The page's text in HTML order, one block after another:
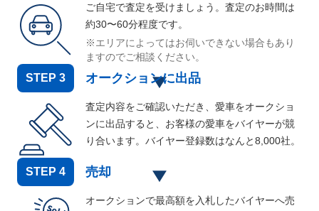
ご自宅で査定を受けましょう。査定のお時間は
約30〜60分程度です。
※エリアによってはお伺いできない場合もあり
ますのでご相談ください。
STEP 3 オークションに出品
査定内容をご確認いただき、愛車をオークショ
ンに出品すると、お客様の愛車をバイヤーが競
り合います。バイヤー登録数はなんと8,000社。
STEP 4 売却
オークションで最高額を入札したバイヤーへ売